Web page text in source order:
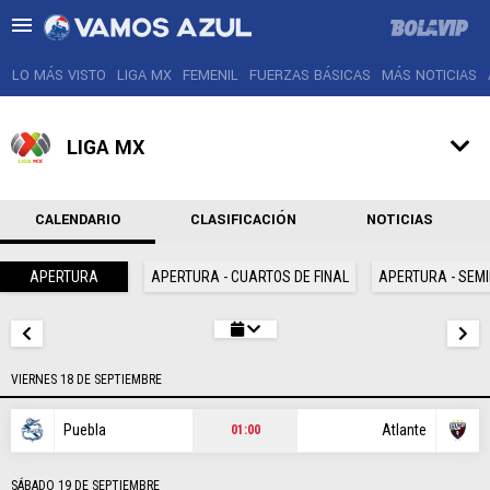
LIGA MX
FEMENIL
FUERZAS BÁSICAS
MÁS NOTICIAS
AGENDA
LO MÁS VISTO LIGA MX FEMENIL FUERZAS BÁSICAS MÁS NOTICIAS
LIGA MX
CALENDARIO CLASIFICACIÓN NOTICIAS
APERTURA APERTURA - CUARTOS DE FINAL APERTURA -
VIERNES 18 DE SEPTIEMBRE
Puebla 01:00 Atlante
SÁBADO 19 DE SEPTIEMBRE